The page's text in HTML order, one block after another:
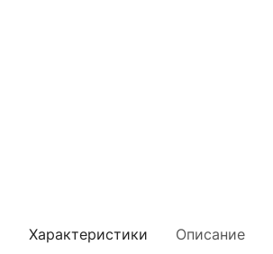
Характеристики Описание